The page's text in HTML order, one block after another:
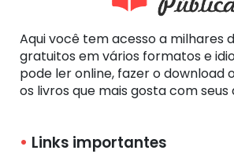
Aqui você tem acesso a milhares
gratuitos em vários formatos e
pode ler online, fazer o download
os livros que mais gosta com seus
Links importantes